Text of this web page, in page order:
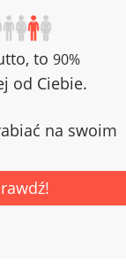
to 90%
od Ciebie.
na swoim